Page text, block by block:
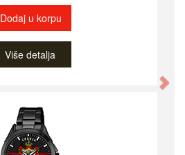
Dodaj u korpu
Više detalja